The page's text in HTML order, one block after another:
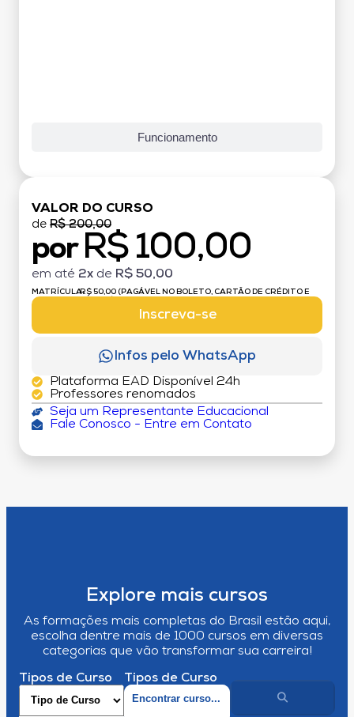
Funcionamento
VALOR DO CURSO
de R$ 200,00
por R$ 100,00
em até 2x de R$ 50,00
MATRÍCULA:R$ 50,00 (PAGÁVEL NO BOLETO, CARTÃO DE CRÉDITO E
Inscreva-se
Infos pelo WhatsApp
Plataforma EAD Disponível 24h
Professores renomados
Seja um Representante Educacional
Fale Conosco - Entre em Contato
Explore mais cursos
As formações mais completas do Brasil estão aqui,
escolha dentre mais de 1000 cursos em diversas
categorias que vão transformar sua carreira!
Tipos de Curso Tipos de Curso